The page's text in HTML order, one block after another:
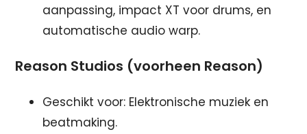
aanpassing, impact XT voor drums, en
automatische audio warp.
Reason Studios (voorheen Reason)
Geschikt voor: Elektronische muziek en
beatmaking.